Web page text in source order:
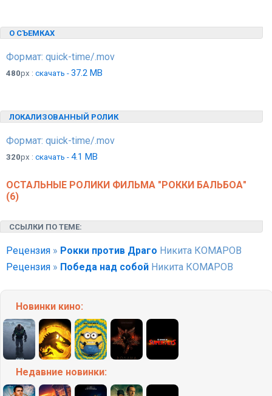
О СЪЕМКАХ
Формат: quick-time/.mov
480px : скачать - 37.2 MB
ЛОКАЛИЗОВАННЫЙ РОЛИК
Формат: quick-time/.mov
320px : скачать - 4.1 MB
ОСТАЛЬНЫЕ РОЛИКИ ФИЛЬМА "РОККИ БАЛЬБОА"
(6)
ССЫЛКИ ПО ТЕМЕ:
Рецензия » Рокки против Драго Никита КОМАРОВ
Рецензия » Победа над собой Никита КОМАРОВ
Новинки кино:
Недавние новинки: